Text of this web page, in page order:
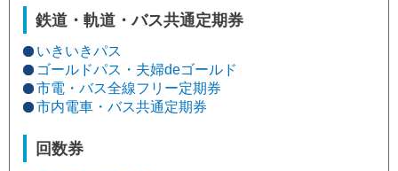
鉄道・軌道・バス共通定期券
いきいきパス
ゴールドパス・夫婦deゴールド
市電・バス全線フリー定期券
市内電車・バス共通定期券
回数券